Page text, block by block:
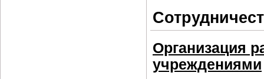
Организация
учреждениями